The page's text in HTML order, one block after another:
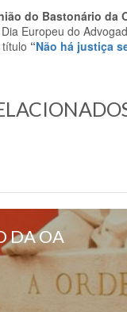
do Bastonário da
Europeu do
“Não há justiça
DA OA